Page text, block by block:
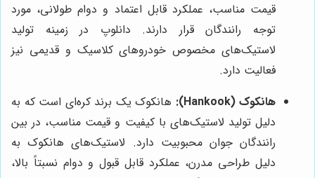
قیمت مناسب، عملکرد قابل اعتماد و دوام طولانی، مورد
توجه رانندگان قرار دارند. دانلوپ در زمینه تولید
لاستیک‌های مخصوص خودروهای کلاسیک و قدیمی نیز
فعالیت دارد.
هانکوک (Hankook):
هانکوک یک برند کره‌ای است که به
دلیل تولید لاستیک‌های با کیفیت و قیمت مناسب، در بین
رانندگان جوان محبوبیت دارد. لاستیک‌های هانکوک به
دلیل طراحی مدرن، عملکرد قابل قبول و دوام نسبتاً بالا،